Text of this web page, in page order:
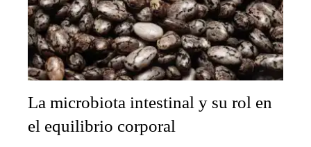
La microbiota intestinal y su rol en
el equilibrio corporal